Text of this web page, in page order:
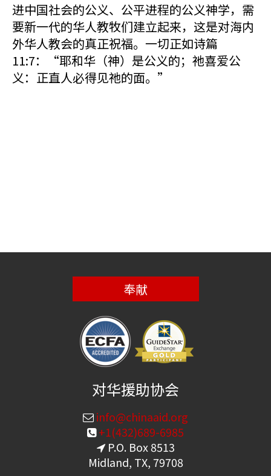
进中国社会的公义、公平进程的公义神学，需
要新一代的华人教牧们建立起来，这是对海内
外华人教会的真正祝福。一切正如诗篇
11:7：“耶和华（神）是公义的；祂喜爱公
义：正直人必得见祂的面。”
奉献
对华援助协会
info@chinaaid.org
+1(432)689-6985
P.O. Box 8513
Midland, TX, 79708